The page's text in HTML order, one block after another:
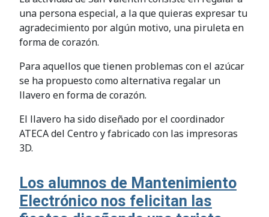
una persona especial, a la que quieras expresar tu
agradecimiento por algún motivo, una piruleta en
forma de corazón.
Para aquellos que tienen problemas con el azúcar
se ha propuesto como alternativa regalar un
llavero en forma de corazón.
El llavero ha sido diseñado por el coordinador
ATECA del Centro y fabricado con las impresoras
3D.
Los alumnos de Mantenimiento
Electrónico nos felicitan las